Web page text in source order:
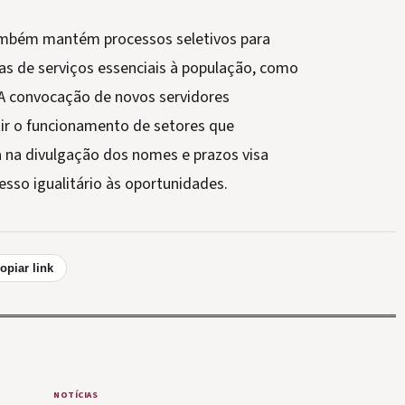
mantém processos seletivos para
de serviços essenciais à população, como
convocação de novos servidores
o funcionamento de setores que
divulgação dos nomes e prazos visa
igualitário às oportunidades.
link
NOTÍCIAS